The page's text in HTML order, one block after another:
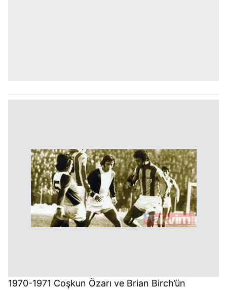
1970-1971 Coşkun Özarı ve Brian Birch’ün